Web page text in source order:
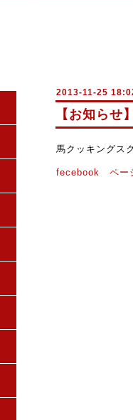
2013-11-25
【お知らせ
馬クッキングス
fecebook ペー